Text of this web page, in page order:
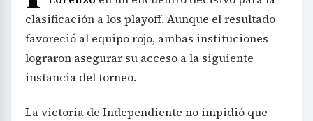
clasificación a los playoff. Aunque el resultado
favoreció al equipo rojo, ambas instituciones
lograron asegurar su acceso a la siguiente
instancia del torneo.
La victoria de Independiente no impidió que